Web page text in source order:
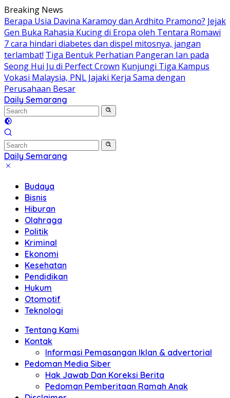
Skip
to
content
Breaking News
Berapa Usia Davina Karamoy dan Ardhito Pramono? Jejak
Gen Buka Rahasia Kucing di Eropa oleh Tentara Romawi
7 cara hindari diabetes dan dispel mitosnya, jangan
terlambat! Tiga Bentuk Perhatian Pangeran Ian pada
Seong Hui Ju di Perfect Crown Kunjungi Tiga Kampus
Vokasi Malaysia, PNL Jajaki Kerja Sama dengan
Perusahaan Besar
Daily Semarang
"Semarang
Hari
Ini:
Informasi
Terkini
untuk
Daily Semarang
"Semarang
Informasi
Terkini
untuk
Anda"
Budaya
Bisnis
Hiburan
Olahraga
Politik
Kriminal
Ekonomi
Kesehatan
Pendidikan
Hukum
Otomotif
Teknologi
Tentang Kami
Kontak
Informasi Pemasangan Iklan & advertorial
Pedoman Media Siber
Hak Jawab Dan Koreksi Berita
Pedoman Pemberitaan Ramah Anak